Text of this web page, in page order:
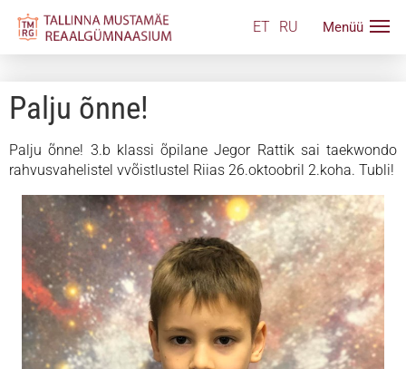
ET RU
Palju õnne!
Palju õnne! 3.b klassi õpilane Jegor Rattik sai taekwondo
rahvusvahelistel vvõistlustel Riias 26.oktoobril 2.koha. Tubli!